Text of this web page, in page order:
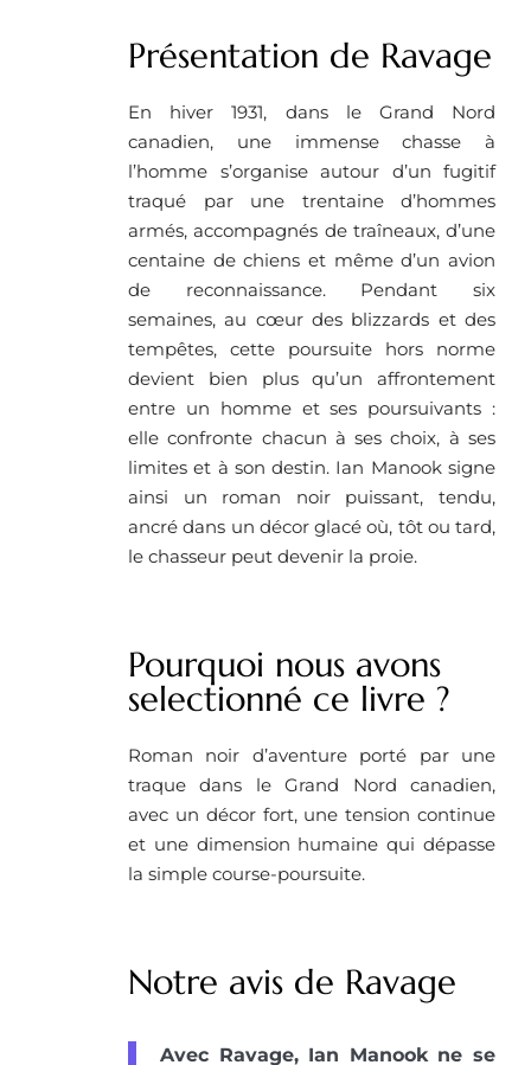
Présentation de Ravage
En hiver 1931, dans le Grand Nord
canadien, une immense chasse à
l’homme s’organise autour d’un fugitif
traqué par une trentaine d’hommes
armés, accompagnés de traîneaux, d’une
centaine de chiens et même d’un avion
de reconnaissance. Pendant six
semaines, au cœur des blizzards et des
tempêtes, cette poursuite hors norme
devient bien plus qu’un affrontement
entre un homme et ses poursuivants :
elle confronte chacun à ses choix, à ses
limites et à son destin. Ian Manook signe
ainsi un roman noir puissant, tendu,
ancré dans un décor glacé où, tôt ou tard,
le chasseur peut devenir la proie.
Pourquoi nous avons
selectionné ce livre ? ​
Roman noir d’aventure porté par une
traque dans le Grand Nord canadien,
avec un décor fort, une tension continue
et une dimension humaine qui dépasse
la simple course-poursuite.
Notre avis de Ravage
Avec Ravage, Ian Manook ne se